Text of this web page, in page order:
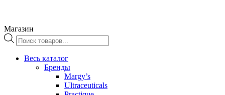
Магазин
Поиск
товаров
Весь каталог
Бренды
Margy’s
Ultraceuticals